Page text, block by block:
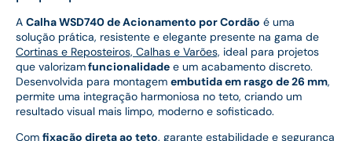
A Calha WSD740 de Acionamento por Cordão é uma
solução prática, resistente e elegante presente na gama de
Cortinas e Reposteiros, Calhas e Varões, ideal para projetos
que valorizamfuncionalidade e um acabamento discreto.
Desenvolvida para montagem embutida em rasgo de 26 mm,
permite uma integração harmoniosa no teto, criando um
resultado visual mais limpo, moderno e sofisticado.
Com fixação direta ao teto, garante estabilidade e segurança